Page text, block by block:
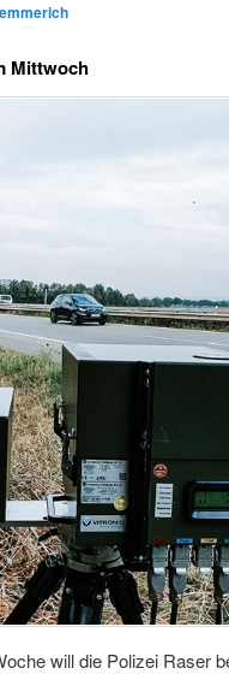
Mittwoch
will die Polizei Raser